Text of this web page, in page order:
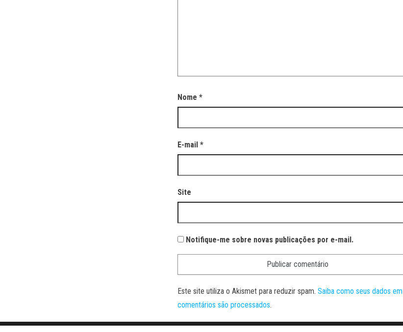
Nome *
E-mail *
Site
Notifique-me sobre novas publicações por e-mail.
Este site utiliza o Akismet para reduzir spam. Saiba como seus dados em
comentários são processados.